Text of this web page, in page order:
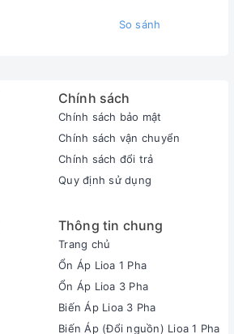
So sánh
Chính sách
Chính sách bảo mật
Chính sách vận chuyển
Chính sách đổi trả
Quy định sử dụng
Thông tin chung
Trang chủ
Ổn Áp Lioa 1 Pha
Ổn Áp Lioa 3 Pha
Biến Áp Lioa 3 Pha
Biến Áp (Đổi nguồn) Lioa 1 Pha